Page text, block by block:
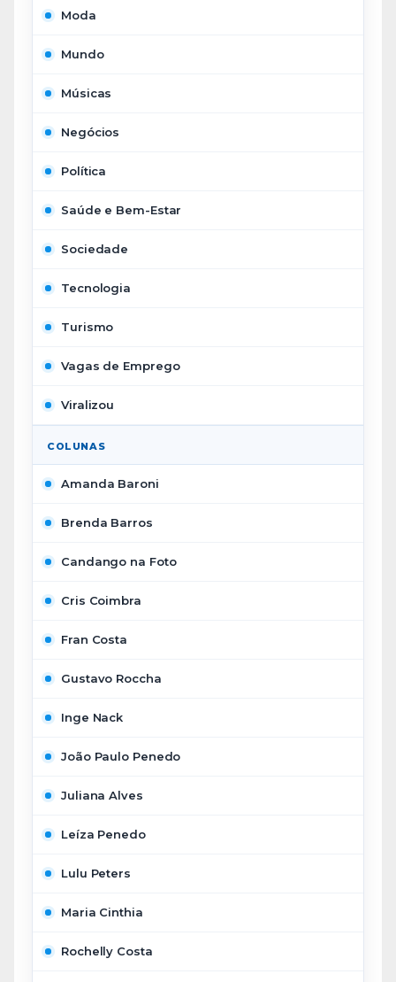
Moda
Mundo
Músicas
Negócios
Política
Saúde e Bem-Estar
Sociedade
Tecnologia
Turismo
Vagas de Emprego
Viralizou
COLUNAS
Amanda Baroni
Brenda Barros
Candango na Foto
Cris Coimbra
Fran Costa
Gustavo Roccha
Inge Nack
João Paulo Penedo
Juliana Alves
Leíza Penedo
Lulu Peters
Maria Cinthia
Rochelly Costa